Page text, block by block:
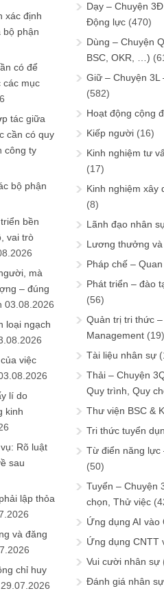
xác định
bộ phận
có để
các mục
tác giữa
cần có quy
công ty
bộ phận
bền
vai trò
mà
– đúng
03.08.2026
loại ngạch
việc
lí do
kinh
Rõ luật
sau
lập thỏa
và đăng
chỉ huy
29.07.2026
Dạy – Chuyện
Động lực (470)
Dùng – Chuyện
BSC, OKR, …)
Giữ – Chuyện
(582)
Hoạt động cộng
Kiếp người (16)
Kinh nghiệm tư
(17)
Kinh nghiệm xây
(8)
Lãnh đạo nhân
Lương thưởng
Pháp chế –
Phát triển – đào
(56)
Quản trị tri thức
Management (19)
Tài liệu nhân sự
Thải – Chuyện
Quy trình, Quy
Thư viện BSC &
Tri thức tuyển
Từ điển năng lực
(50)
Tuyển – Chuyện
chọn, Thử việc
Ứng dụng AI vào
Ứng dụng CNTT
Vui cười nhân sự
Đánh giá nhân sự